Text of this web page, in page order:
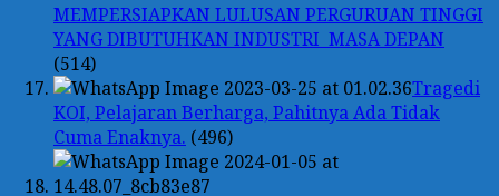
MEMPERSIAPKAN LULUSAN PERGURUAN TINGGI
YANG DIBUTUHKAN INDUSTRI MASA DEPAN
(514)
Tragedi
KOI, Pelajaran Berharga, Pahitnya Ada Tidak
Cuma Enaknya. (496)